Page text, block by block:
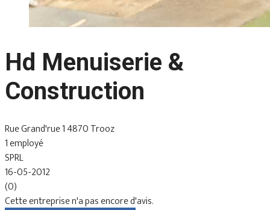
Hd Menuiserie &
Construction
Rue Grand'rue 1 4870 Trooz
1 employé
SPRL
16-05-2012
(0)
Cette entreprise n'a pas encore d'avis.